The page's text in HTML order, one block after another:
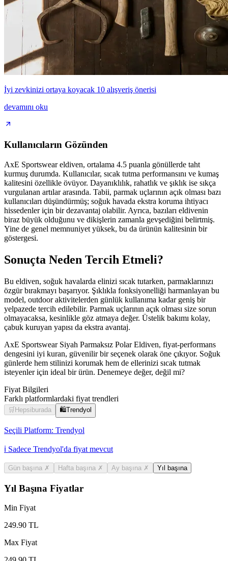
İyi zevkinizi ortaya koyacak 10 alışveriş önerisi
devamını oku
Kullanıcıların Gözünden
AxE Sportswear eldiven, ortalama 4.5 puanla gönüllerde taht
kurmuş durumda. Kullanıcılar, sıcak tutma performansını ve kumaş
kalitesini özellikle övüyor. Dayanıklılık, rahatlık ve şıklık ise sıkça
vurgulanan artılar arasında. Tabii, parmak uçlarının açık olması bazı
kullanıcıları düşündürmüş; soğuk havada ekstra koruma ihtiyacı
hissedenler için bir dezavantaj olabilir. Ayrıca, bazıları eldivenin
biraz büyük olduğunu ve dikişlerin zamanla gevşediğini belirtmiş.
Yine de genel memnuniyet yüksek, bu da ürünün kalitesinin bir
göstergesi.
Sonuçta Neden Tercih Etmeli?
Bu eldiven, soğuk havalarda elinizi sıcak tutarken, parmaklarınızı
özgür bırakmayı başarıyor. Şıklıkla fonksiyonelliği harmanlayan bu
model, outdoor aktivitelerden günlük kullanıma kadar geniş bir
yelpazede tercih edilebilir. Parmak uçlarının açık olması size sorun
olmayacaksa, kesinlikle göz atmaya değer. Üstelik bakımı kolay,
çabuk kuruyan yapısı da ekstra avantaj.
AxE Sportswear Siyah Parmaksız Polar Eldiven, fiyat-performans
dengesini iyi kuran, güvenilir bir seçenek olarak öne çıkıyor. Soğuk
günlerde hem stilinizi korumak hem de ellerinizi sıcak tutmak
isteyenler için ideal bir ürün. Denemeye değer, değil mi?
Fiyat Bilgileri
Farklı platformlardaki fiyat trendleri
🛒 Hepsiburada 🛍️Trendyol
Seçili Platform: Trendyol
ℹ️ Sadece Trendyol'da fiyat mevcut
Gün başına ✗ Hafta başına ✗ Ay başına ✗ Yıl başına
Yıl Başına Fiyatlar
Min Fiyat
249.90 TL
Max Fiyat